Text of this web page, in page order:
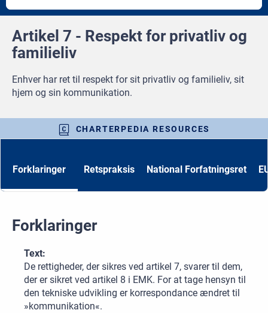
Artikel 7 - Respekt for privatliv og
familieliv
Enhver har ret til respekt for sit privatliv og familieliv, sit
hjem og sin kommunikation.
CHARTERPEDIA RESOURCES
Forklaringer Retspraksis National Forfatningsret
Forklaringer
Text:
De rettigheder, der sikres ved artikel 7, svarer til dem,
der er sikret ved artikel 8 i EMK. For at tage hensyn til
den tekniske udvikling er korrespondance ændret til
»kommunikation«.